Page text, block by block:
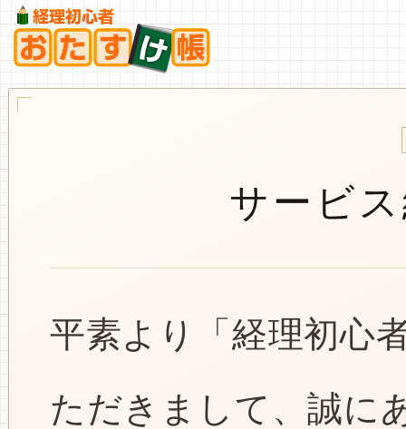
サービ
平素より「経理初心
ただきまして、誠に